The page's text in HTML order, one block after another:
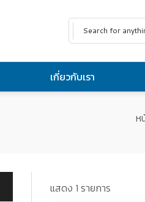
เกี่ยวกับเรา
ห
แสดง 1 รายการ